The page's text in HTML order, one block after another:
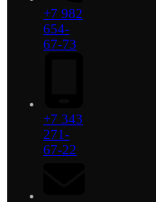
+7 982
654-
67-73
+7 343
271-
67-22